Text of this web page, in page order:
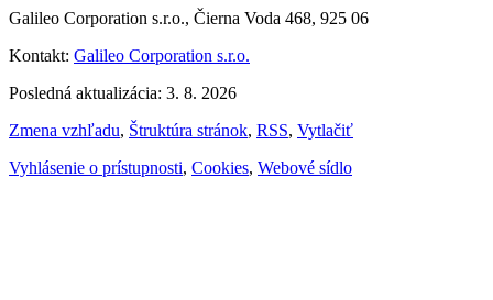
Galileo Corporation s.r.o., Čierna Voda 468, 925 06
Kontakt: Galileo Corporation s.r.o.
Posledná aktualizácia: 3. 8. 2026
Zmena vzhľadu, Štruktúra stránok, RSS, Vytlačiť
Vyhlásenie o prístupnosti, Cookies, Webové sídlo